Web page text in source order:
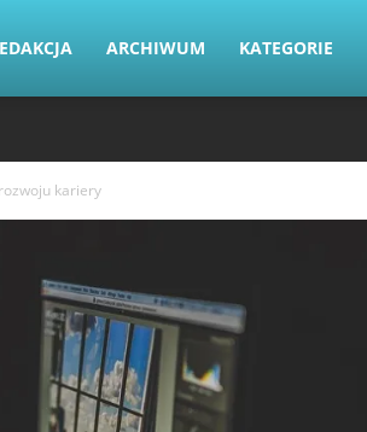
ARCHIWUM KATEGORIE
kariery